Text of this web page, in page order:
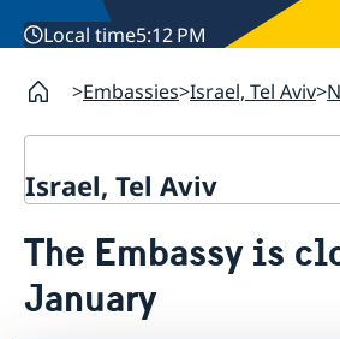
Local time5:12 PM
Embassies Israel, Tel Aviv
Israel, Tel Aviv
About the Embassy
Open positions
GDPR
News
The Embassy is
January